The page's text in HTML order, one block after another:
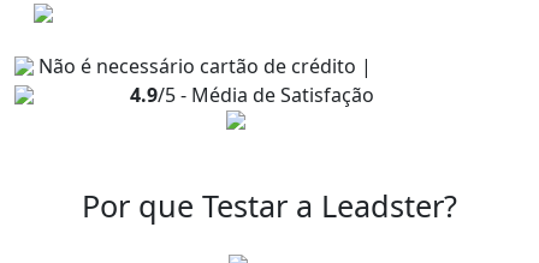
Não é necessário cartão de crédito |
4.9/5 - Média de Satisfação
Por que Testar a Leadster?